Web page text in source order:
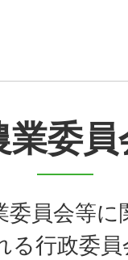
業委員
委員会等
る行政委